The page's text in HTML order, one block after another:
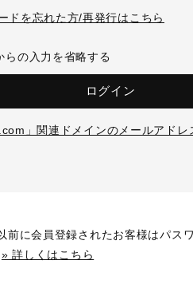
ドを忘れた方/再発行はこちら
らの入力を省略する
ログイン
」関連ドメインのメールアドレ
前に会員登録されたお客様はパス
» 詳しくはこちら